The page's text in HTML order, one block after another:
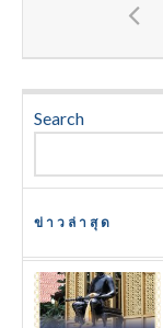
Search
ข่าวล่าสุด